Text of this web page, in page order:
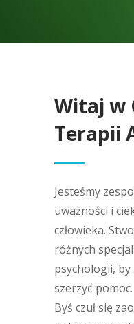
Witaj w
Terapii
Jesteśmy
uważności i
człowieka.
różnych
psychologii,
szerzyć pomoc.
Byś czuł się